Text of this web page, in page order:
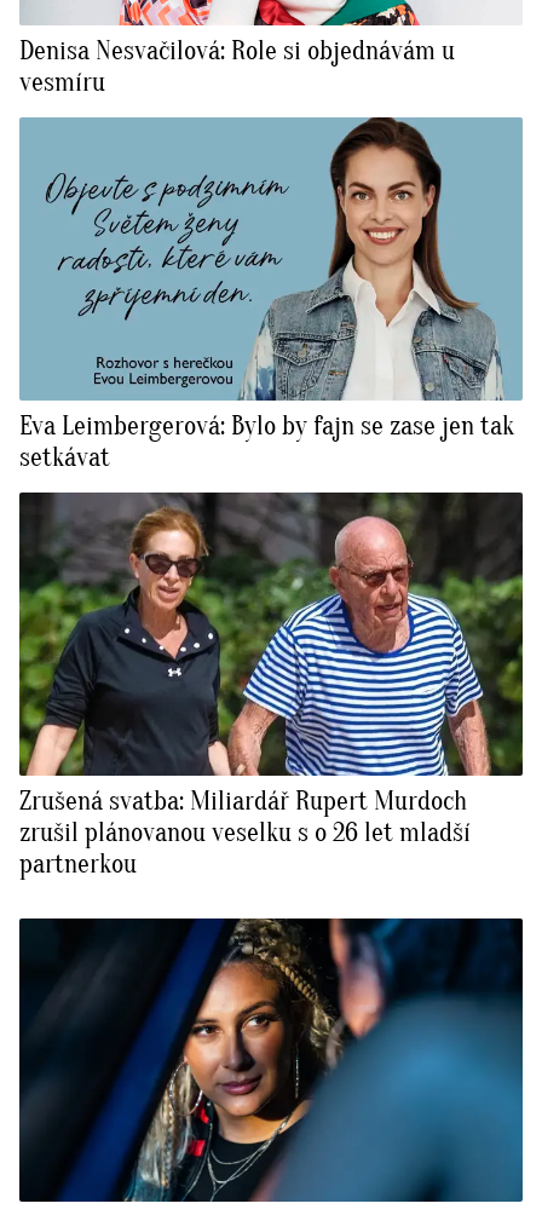
Denisa Nesvačilová: Role si objednávám u
vesmíru
Eva Leimbergerová: Bylo by fajn se zase jen tak
setkávat
Zrušená svatba: Miliardář Rupert Murdoch
zrušil plánovanou veselku s o 26 let mladší
partnerkou